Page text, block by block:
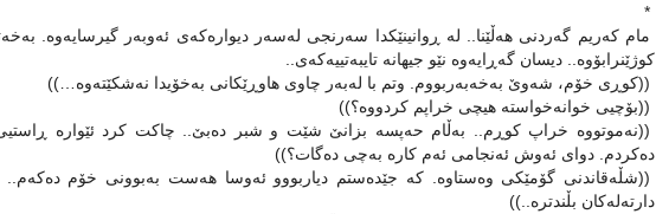
*
مام که‌ریم گه‌ردنی هه‌ڵێنا.. له‌ ڕوانینێکدا سه‌رنجی له‌سه‌ر دیواره‌که‌ی ئه‌وبه‌ر گیرسایه‌وه‌.
کوژێنرابۆوه‌.. دیسان گه‌ڕایه‌وه‌ نێو جیهانه‌ تایبه‌تییه‌که‌ی..
((کوڕی خۆم، شه‌وێ به‌خه‌به‌ربووم. وتم با له‌به‌ر چاوی هاوڕێکانی به‌خۆیدا نه‌شکێته‌وه…))
((بۆچیی خوانه‌خواسته‌ هیچی خراپم کردووه‌؟))
((نه‌موتووه‌ خراپ کوڕم.. به‌ڵام حه‌پسه‌ بزانێ شێت و شبر ده‌بێ.. چاکت کرد ئێواره‌ ڕاستیی
ده‌کردم. دوای ئه‌وش ئه‌نجامی ئه‌م کاره‌ به‌چی ده‌گات؟))
((شڵه‌قاندنی گۆمێکی وه‌ستاوه‌. که‌ جێده‌ستم دیاربووو ئه‌وسا هه‌ست به‌بوونی خۆم ده‌که‌م..
دارته‌له‌کان بڵندتره‌..))